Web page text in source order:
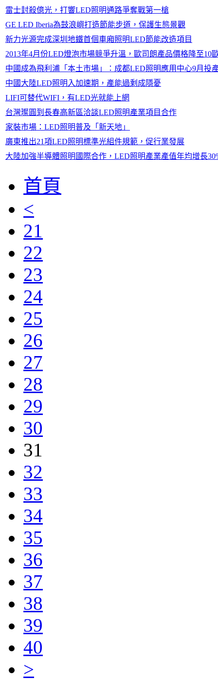
雷士封殺億光，打響LED照明通路爭奪戰第一槍
GE LED Iberia為鼓浪嶼打造節能步道，保護生態景觀
新力光源完成深圳地鐵首個車廂照明LED節能改造項目
2013年4月份LED燈泡市場競爭升溫，歐司朗產品價格降至10
中國成為飛利浦「本土市場」：成都LED照明應用中心9月投
中國大陸LED照明入加速期，產能過剩成隱憂
LIFI可替代WIFI，有LED光就能上網
台灣璨圓到長春高新區洽談LED照明產業項目合作
家裝市場：LED照明普及「新天地」
廣東推出21項LED照明標準光組件規範，促行業發展
大陸加強半導體照明國際合作，LED照明產業產值年均增長
首頁
<
21
22
23
24
25
26
27
28
29
30
31
32
33
34
35
36
37
38
39
40
>